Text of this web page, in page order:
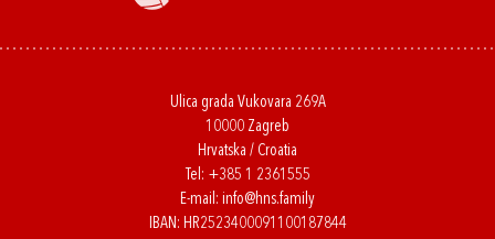
Ulica grada Vukovara 269A
10000 Zagreb
Hrvatska / Croatia
Tel: +385 1 2361555
E-mail: info@hns.family
IBAN: HR2523400091100187844